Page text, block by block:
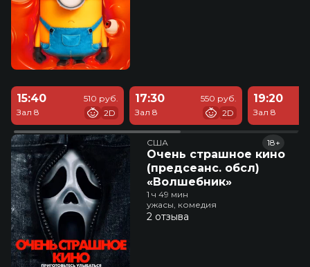
15:40
Зал 8
510 руб.
2D
17:30
Зал 8
550 руб.
2D
19:20
Зал 8
США
Очень страшное кино
(предсеанс. обсл)
«Волшебник»
18+
1 ч 49 мин
ужасы, комедия
2 отзыва